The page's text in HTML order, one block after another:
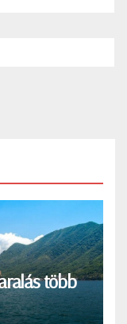
több